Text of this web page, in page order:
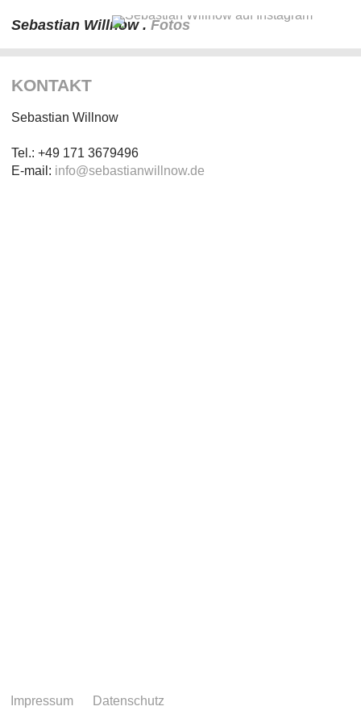
Sebastian Willnow . Fotos
KONTAKT
Sebastian Willnow
Tel.: +49 171 3679496
E-mail: info@sebastianwillnow.de
Impressum Datenschutz